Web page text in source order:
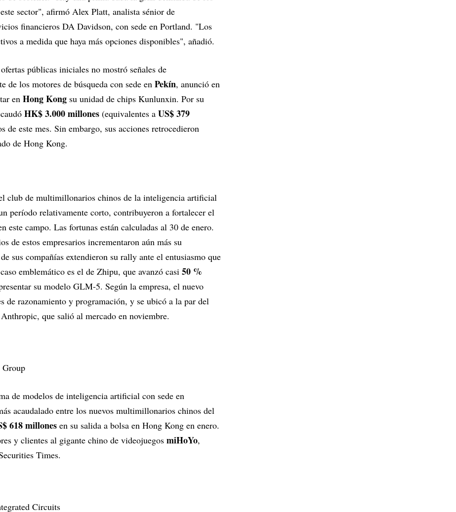
sector", afirmó Alex Platt, analista sénior de
financieros DA Davidson, con sede en Portland. "Los
a medida que haya más opciones disponibles", añadió.
públicas iniciales no mostró señales de
de los motores de búsqueda con sede en Pekín, anunció en
en Hong Kong su unidad de chips Kunlunxin. Por su
HK$ 3.000 millones (equivalentes a US$ 379
de este mes. Sin embargo, sus acciones retrocedieron
de Hong Kong.
club de multimillonarios chinos de la inteligencia artificial
período relativamente corto, contribuyeron a fortalecer el
este campo. Las fortunas están calculadas al 30 de enero.
de estos empresarios incrementaron aún más su
sus compañías extendieron su rally ante el entusiasmo que
emblemático es el de Zhipu, que avanzó casi 50 %
su modelo GLM-5. Según la empresa, el nuevo
de razonamiento y programación, y se ubicó a la par del
que salió al mercado en noviembre.
de modelos de inteligencia artificial con sede en
acaudalado entre los nuevos multimillonarios chinos del
618 millones en su salida a bolsa en Hong Kong en enero.
y clientes al gigante chino de videojuegos miHoYo,
Times.
Circuits